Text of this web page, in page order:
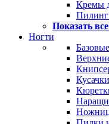
Кремы
Показать
Ногти